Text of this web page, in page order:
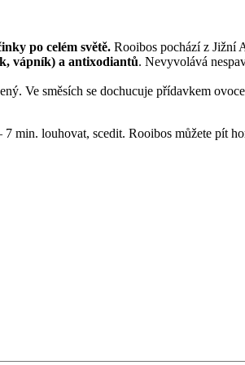
po celém světě. Rooibos pochází z Jižní
vápník) a antixodiantů. Nevyvolává
Ve směsích se dochucuje přídavkem
louhovat, scedit. Rooibos můžete pít